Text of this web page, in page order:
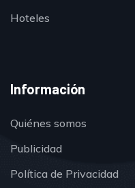
Hoteles
Información
Quiénes somos
Publicidad
Política de Privacidad